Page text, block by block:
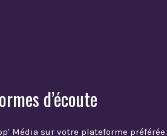
d’écoute
Média sur votre plateforme préférée.